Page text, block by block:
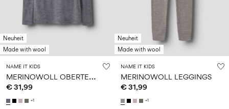
Neuheit
Made with wool
NAME IT KIDS
M
ERINOWOLL OBERTEIL MIT LANGEN ÄRMELN
€ 31,99
+1
Neuheit
Made with wool
NAME IT KIDS
MERINOWOLL LEGGINGS
€ 31,99
+1